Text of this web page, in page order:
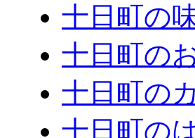
十日町の
十日町の
十日町の
十日町の